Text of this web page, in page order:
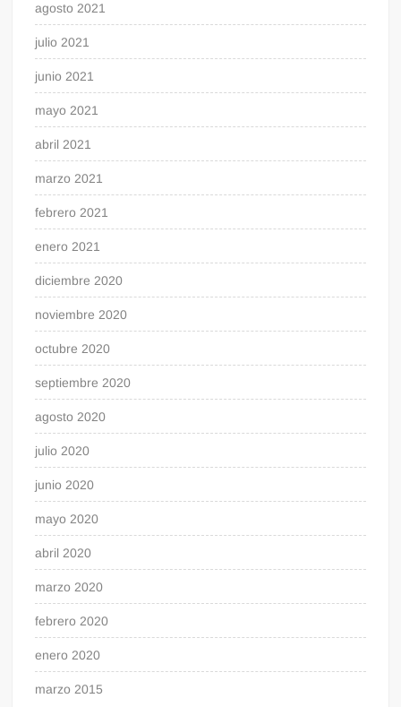
agosto 2021
julio 2021
junio 2021
mayo 2021
abril 2021
marzo 2021
febrero 2021
enero 2021
diciembre 2020
noviembre 2020
octubre 2020
septiembre 2020
agosto 2020
julio 2020
junio 2020
mayo 2020
abril 2020
marzo 2020
febrero 2020
enero 2020
marzo 2015